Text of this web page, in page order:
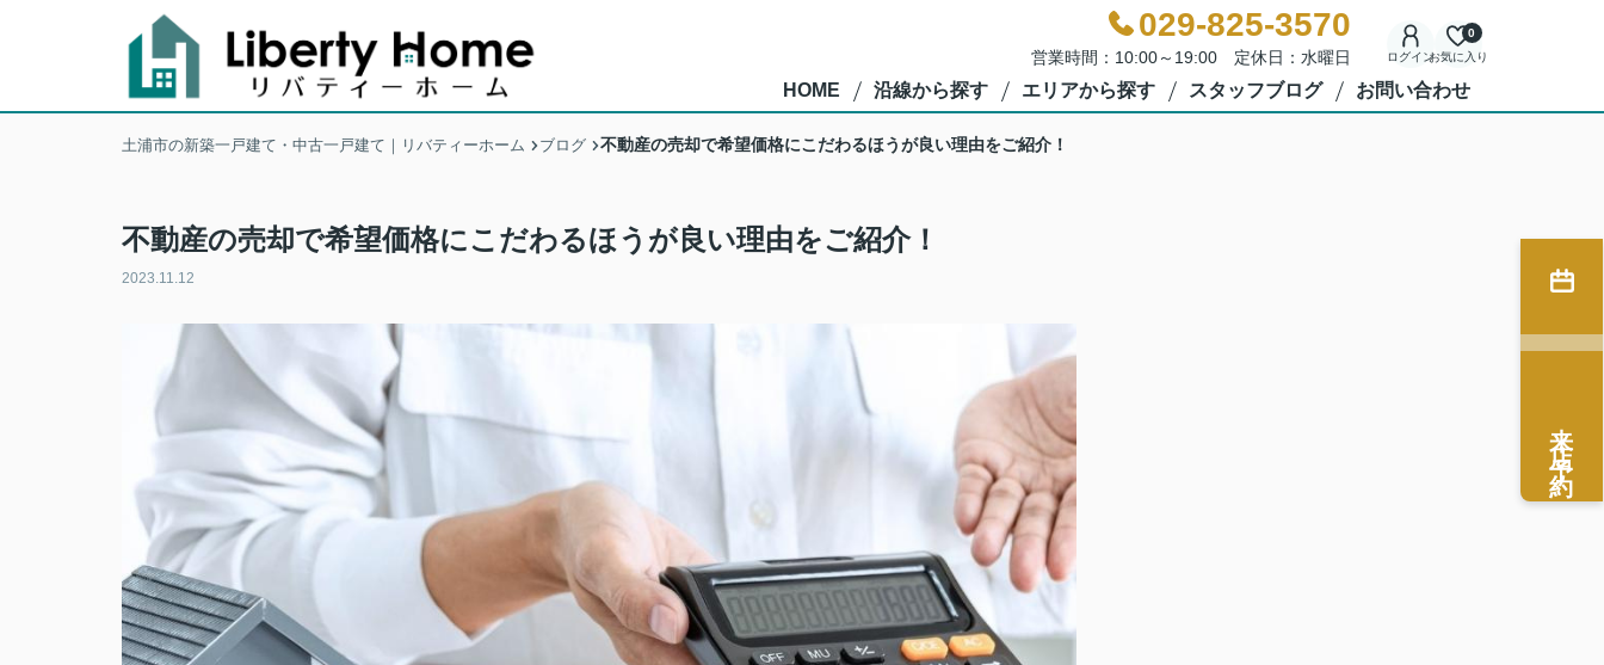
029-825-3570
営業時間：10:00～19:00 定休日：水曜日 ログインお気に入り
0
HOME 沿線から探す エリアから探す スタッフブログ お問い合わせ
土浦市の新築一戸建て・中古一戸建て｜リバティーホーム ブログ 不動産の売却で希望価格にこだわるほうが良い理由をご紹介！
不動産の売却で希望価格にこだわるほうが良い理由をご紹介！
2023.11.12
来店予約